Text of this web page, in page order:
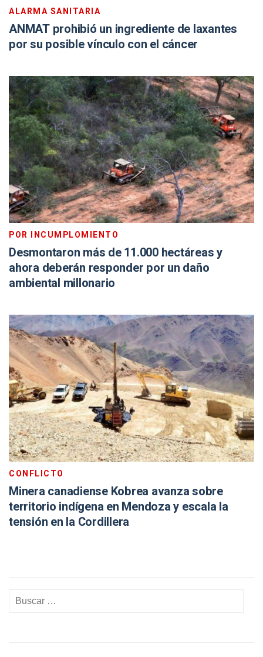
ALARMA SANITARIA
ANMAT prohibió un ingrediente de laxantes
por su posible vínculo con el cáncer
POR INCUMPLOMIENTO
Desmontaron más de 11.000 hectáreas y
ahora deberán responder por un daño
ambiental millonario
CONFLICTO
Minera canadiense Kobrea avanza sobre
territorio indígena en Mendoza y escala la
tensión en la Cordillera